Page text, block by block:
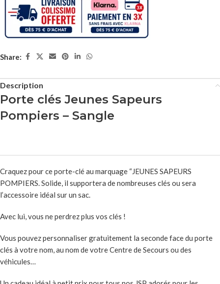
Share:
Description
Porte clés Jeunes Sapeurs
Pompiers – Sangle
Craquez pour ce porte-clé au marquage “JEUNES SAPEURS
POMPIERS. Solide, il supportera de nombreuses clés ou sera
l’accessoire idéal sur un sac.
Avec lui, vous ne perdrez plus vos clés !
Vous pouvez personnaliser gratuitement la seconde face du porte
clés à votre nom, au nom de votre Centre de Secours ou des
véhicules…